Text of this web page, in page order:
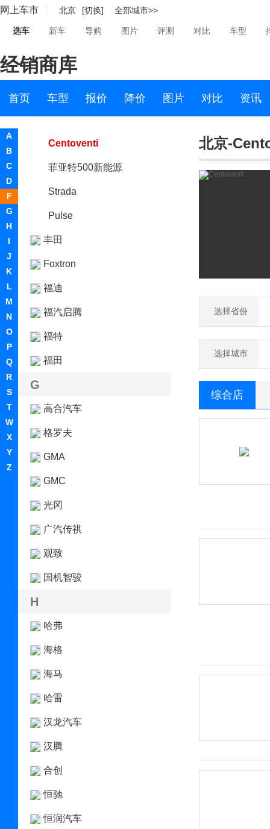
网上车市 北京 [切换] 全部城市>>
选车 新车 导购 图片 评测 对比 车型
经销商库
首页 车型 报价 降价 图片 对比 资讯
A
B
C
D
F
G
H
I
J
K
L
M
N
O
P
Q
R
S
T
W
X
Y
Z
Cronos
Fastback Concept
Argo
Centoventi
菲亚特500新能源
Strada
Pulse
丰田
Foxtron
福迪
福汽启腾
福特
福田
G
高合汽车
格罗夫
GMA
GMC
光冈
广汽传祺
观致
国机智骏
H
哈弗
海格
海马
哈雷
汉龙汽车
汉腾
合创
恒驰
恒润汽车
北京-
选择省份
选择城市
综合店